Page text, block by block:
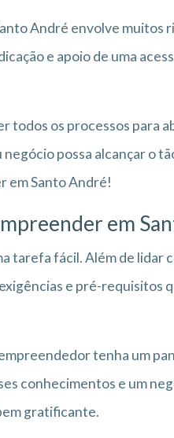
André envolve muitos
e apoio de uma
todos os processos para
possa alcançar o
em Santo André!
em
tarefa fácil. Além de
e pré-requisitos
tenha um
conhecimentos e um
gratificante.